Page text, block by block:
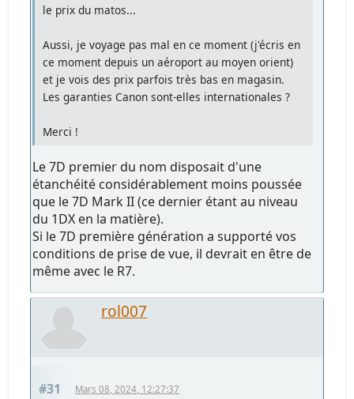
le prix du matos...
Aussi, je voyage pas mal en ce moment (j'écris en
ce moment depuis un aéroport au moyen orient)
et je vois des prix parfois très bas en magasin.
Les garanties Canon sont-elles internationales ?
Merci !
Le 7D premier du nom disposait d'une
étanchéité considérablement moins poussée
que le 7D Mark II (ce dernier étant au niveau
du 1DX en la matière).
Si le 7D première génération a supporté vos
conditions de prise de vue, il devrait en être de
même avec le R7.
rol007
#31 Mars 08, 2024, 12:27:37